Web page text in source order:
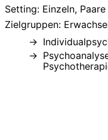
Setting: Einzeln, Paare
Zielgruppen: